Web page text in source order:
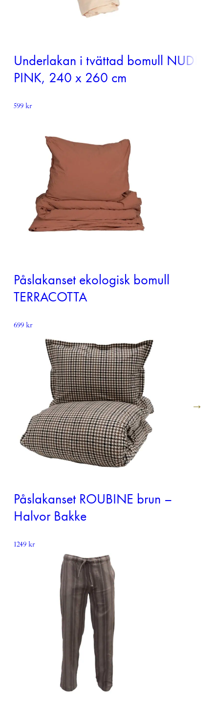
Underlakan i tvättad bomull NUDE
PINK, 240 x 260 cm
599kr
Påslakanset ekologisk bomull
TERRACOTTA
699kr
Påslakanset ROUBINE brun –
Halvor Bakke
1249kr